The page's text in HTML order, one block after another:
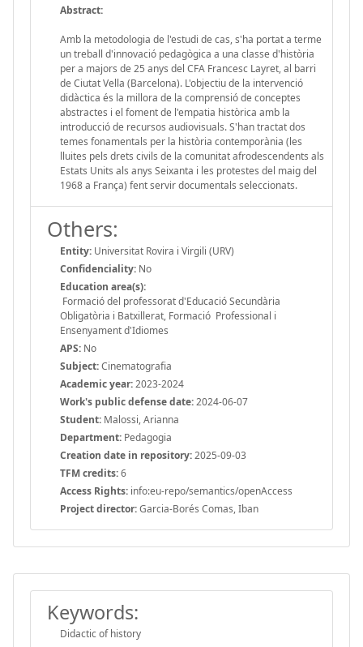
Abstract:
Amb la metodologia de l'estudi de cas, s'ha portat a terme
un treball d'innovació pedagògica a una classe d'història
per a majors de 25 anys del CFA Francesc Layret, al barri
de Ciutat Vella (Barcelona). L'objectiu de la intervenció
didàctica és la millora de la comprensió de conceptes
abstractes i el foment de l'empatia històrica amb la
introducció de recursos audiovisuals. S'han tractat dos
temes fonamentals per la història contemporània (les
lluites pels drets civils de la comunitat afrodescendents als
Estats Units als anys Seixanta i les protestes del maig del
1968 a França) fent servir documentals seleccionats.
Others:
Entity: Universitat Rovira i Virgili (URV)
Confidenciality: No
Education area(s):
Formació del professorat d'Educació Secundària
Obligatòria i Batxillerat, Formació Professional i
Ensenyament d'Idiomes
APS: No
Subject:Cinematografia
Academic year:2023-2024
Work's public defense date:2024-06-07
Student: Malossi, Arianna
Department: Pedagogia
Creation date in repository:2025-09-03
TFM credits:6
Access Rights: info:eu-repo/semantics/openAccess
Project director:Garcia-Borés Comas, Iban
Keywords:
Didactic of history